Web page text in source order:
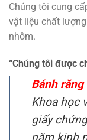
Chúng tôi cung
vật liệu chất
nhôm.
“Chúng tôi được
Bánh
Khoa học
giấy
năm kinh